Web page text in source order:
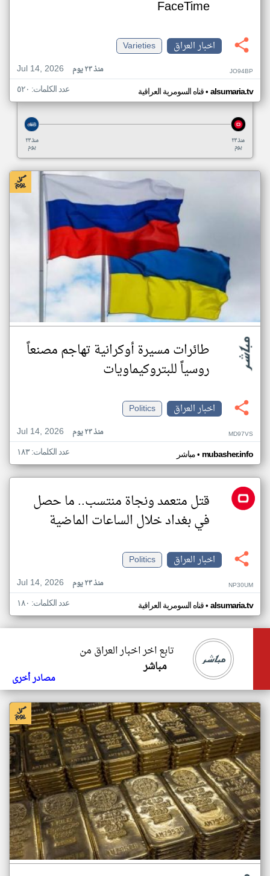
FaceTime
اخبار العراق
Varieties
Jul 14, 2026
منذ ٢٣ يوم JO94BP
قناه السومرية العراقية• alsumaria.tv عدد الكلمات: ٥٢٠
منذ ٢٣
يوم
منذ ٢٣
يوم
طائرات مسيرة أوكرانية تهاجم مصنعاً
روسياً للبتروكيماويات
اخبار العراق
Politics
Jul 14, 2026
منذ ٢٣ يوم MD97VS
مباشر• mubasher.info عدد الكلمات: ١٨٣
قتل متعمد ونجاة منتسب.. ما حصل
في بغداد خلال الساعات الماضية
اخبار العراق
Politics
Jul 14, 2026
منذ ٢٣ يوم NP30UM
قناه السومرية العراقية• alsumaria.tv عدد الكلمات: ١٨٠
تابع اخر اخبار العراق من
مباشر
مصادر أخرى